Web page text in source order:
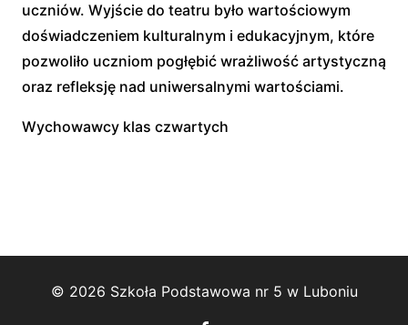
uczniów. Wyjście do teatru było wartościowym
doświadczeniem kulturalnym i edukacyjnym, które
pozwoliło uczniom pogłębić wrażliwość artystyczną
oraz refleksję nad uniwersalnymi wartościami.
Wychowawcy klas czwartych
© 2026 Szkoła Podstawowa nr 5 w Luboniu